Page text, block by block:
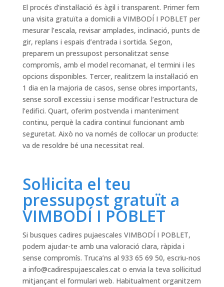
El procés d’instal·lació és àgil i transparent. Primer fem
una visita gratuïta a domicili a VIMBODÍ I POBLET per
mesurar l’escala, revisar amplades, inclinació, punts de
gir, replans i espais d’entrada i sortida. Segon,
preparem un pressupost personalitzat sense
compromís, amb el model recomanat, el termini i les
opcions disponibles. Tercer, realitzem la instal·lació en
1 dia en la majoria de casos, sense obres importants,
sense soroll excessiu i sense modificar l’estructura de
l’edifici. Quart, oferim postvenda i manteniment
continu, perquè la cadira continuï funcionant amb
seguretat. Això no va només de col·locar un producte:
va de resoldre bé una necessitat real.
Sol·licita el teu
pressupost gratuït a
VIMBODÍ I POBLET
Si busques cadires pujaescales VIMBODÍ I POBLET,
podem ajudar-te amb una valoració clara, ràpida i
sense compromís. Truca’ns al 933 65 69 50, escriu-nos
a info@cadirespujaescales.cato envia la teva sol·licitud
mitjançant el formulari web. Habitualment organitzem